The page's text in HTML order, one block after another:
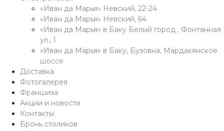
«Иван да Марья» Невский, 22-24
«Иван да Марья» Невский, 64
«Иван да Марья» в Баку Белый город , Фонтанная
ул., 1
«Иван да Марья» в Баку, Бузовна, Мардакянское
шоссе
Доставка
Фотогалерея
Франшиза
Акции и новости
Контакты
Бронь столиков